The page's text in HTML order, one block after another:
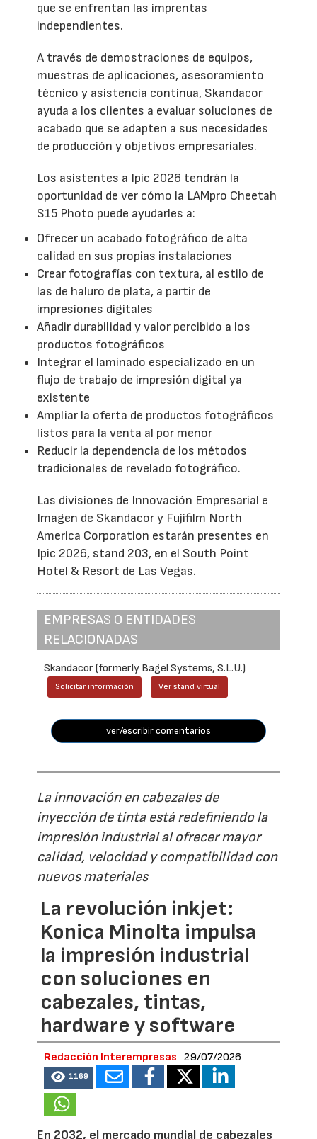
que se enfrentan las imprentas
independientes.
A través de demostraciones de equipos,
muestras de aplicaciones, asesoramiento
técnico y asistencia continua, Skandacor
ayuda a los clientes a evaluar soluciones de
acabado que se adapten a sus necesidades
de producción y objetivos empresariales.
Los asistentes a Ipic 2026 tendrán la
oportunidad de ver cómo la LAMpro Cheetah
S15 Photo puede ayudarles a:
Ofrecer un acabado fotográfico de alta
calidad en sus propias instalaciones
Crear fotografías con textura, al estilo de
las de haluro de plata, a partir de
impresiones digitales
Añadir durabilidad y valor percibido a los
productos fotográficos
Integrar el laminado especializado en un
flujo de trabajo de impresión digital ya
existente
Ampliar la oferta de productos fotográficos
listos para la venta al por menor
Reducir la dependencia de los métodos
tradicionales de revelado fotográfico.
Las divisiones de Innovación Empresarial e
Imagen de Skandacor y Fujifilm North
America Corporation estarán presentes en
Ipic 2026, stand 203, en el South Point
Hotel & Resort de Las Vegas.
EMPRESAS O ENTIDADES
RELACIONADAS
Skandacor (formerly Bagel Systems, S.L.U.)
Solicitar información Ver stand virtual
ver/escribir comentarios
La innovación en cabezales de
inyección de tinta está redefiniendo la
impresión industrial al ofrecer mayor
calidad, velocidad y compatibilidad con
nuevos materiales
La revolución inkjet:
Konica Minolta impulsa
la impresión industrial
con soluciones en
cabezales, tintas,
hardware y software
Redacción Interempresas 29/07/2026
1169
En 2032, el mercado mundial de cabezales